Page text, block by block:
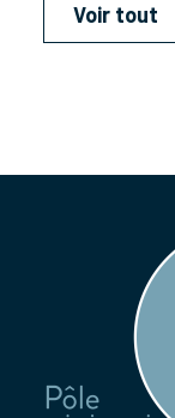
Voir tout